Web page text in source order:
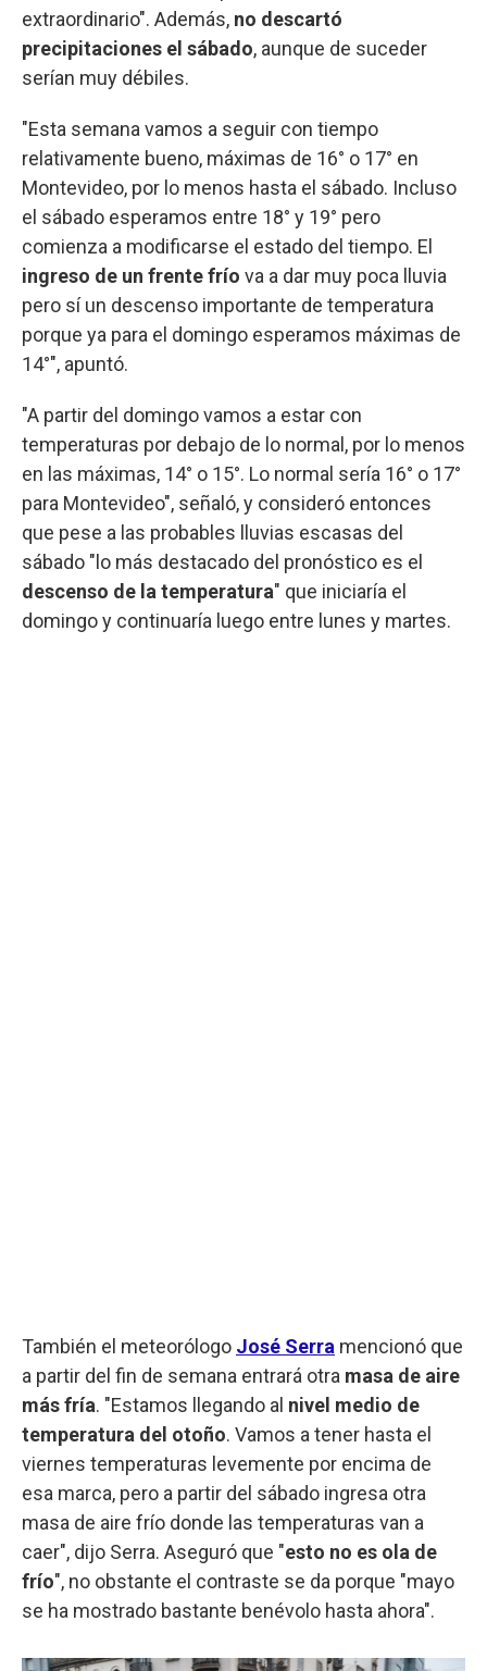
extraordinario". Además, no descartó
precipitaciones el sábado, aunque de suceder
serían muy débiles.
"Esta semana vamos a seguir con tiempo
relativamente bueno, máximas de 16° o 17° en
Montevideo, por lo menos hasta el sábado. Incluso
el sábado esperamos entre 18° y 19° pero
comienza a modificarse el estado del tiempo. El
ingreso de un frente frío va a dar muy poca lluvia
pero sí un descenso importante de temperatura
porque ya para el domingo esperamos máximas de
14°", apuntó.
"A partir del domingo vamos a estar con
temperaturas por debajo de lo normal, por lo menos
en las máximas, 14° o 15°. Lo normal sería 16° o 17°
para Montevideo", señaló, y consideró entonces
que pese a las probables lluvias escasas del
sábado "lo más destacado del pronóstico es el
descenso de la temperatura" que iniciaría el
domingo y continuaría luego entre lunes y martes.
También el meteorólogo José Serra mencionó que
a partir del fin de semana entrará otra masa de aire
más fría. "Estamos llegando al nivel medio de
temperatura del otoño. Vamos a tener hasta el
viernes temperaturas levemente por encima de
esa marca, pero a partir del sábado ingresa otra
masa de aire frío donde las temperaturas van a
caer", dijo Serra. Aseguró que "esto no es ola de
frío", no obstante el contraste se da porque "mayo
se ha mostrado bastante benévolo hasta ahora".